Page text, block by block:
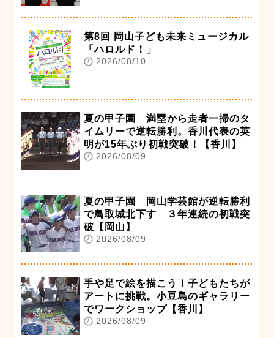
第8回 岡山子ども未来ミュージカル
「ハロルド！」
2026/08/10
夏の甲子園 満塁から走者一掃のタ
イムリーで逆転勝利。香川代表の英
明が15年ぶり初戦突破！【香川】
2026/08/09
夏の甲子園 岡山学芸館が逆転勝利
で鳥取城北下す ３年連続の初戦突
破【岡山】
2026/08/09
手や足で絵を描こう！子どもたちが
アートに挑戦。小豆島のギャラリー
でワークショップ【香川】
2026/08/09